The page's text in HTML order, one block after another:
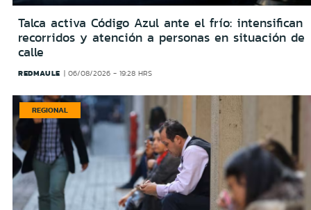
Talca activa Código Azul ante el frío: intensifican
recorridos y atención a personas en situación de
calle
REDMAULE 06/08/2026 - 19:28 HRS
REGIONAL